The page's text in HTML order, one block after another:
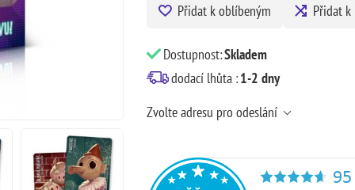
Přidat k oblíbeným Přidat
Dostupnost:Skladem
dodací lhůta :1-2 dny
Zvolte adresu pro odeslání